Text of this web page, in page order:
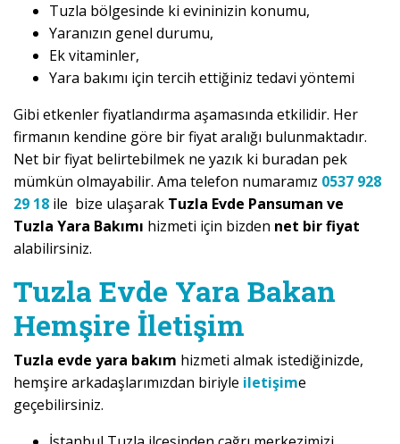
Tuzla bölgesinde ki evininizin konumu,
Yaranızın genel durumu,
Ek vitaminler,
Yara bakımı için tercih ettiğiniz tedavi yöntemi
Gibi etkenler fiyatlandırma aşamasında etkilidir. Her
firmanın kendine göre bir fiyat aralığı bulunmaktadır.
Net bir fiyat belirtebilmek ne yazık ki buradan pek
mümkün olmayabilir. Ama telefon numaramız 0537 928
29 18 ile bize ulaşarak Tuzla Evde Pansuman ve
Tuzla Yara Bakımı hizmeti için bizden net bir fiyat
alabilirsiniz.
Tuzla Evde Yara Bakan
Hemşire İletişim
Tuzla evde yara bakım hizmeti almak istediğinizde,
hemşire arkadaşlarımızdan biriyle iletişime
geçebilirsiniz.